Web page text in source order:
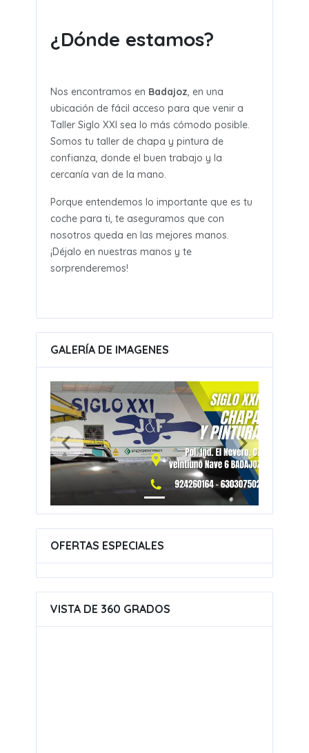
¿Dónde estamos?
Nos encontramos en Badajoz, en una
ubicación de fácil acceso para que venir a
Taller Siglo XXI sea lo más cómodo posible.
Somos tu taller de chapa y pintura de
confianza, donde el buen trabajo y la
cercanía van de la mano.
Porque entendemos lo importante que es tu
coche para ti, te aseguramos que con
nosotros queda en las mejores manos.
¡Déjalo en nuestras manos y te
sorprenderemos!
GALERÍA DE IMAGENES
OFERTAS ESPECIALES
VISTA DE 360 GRADOS